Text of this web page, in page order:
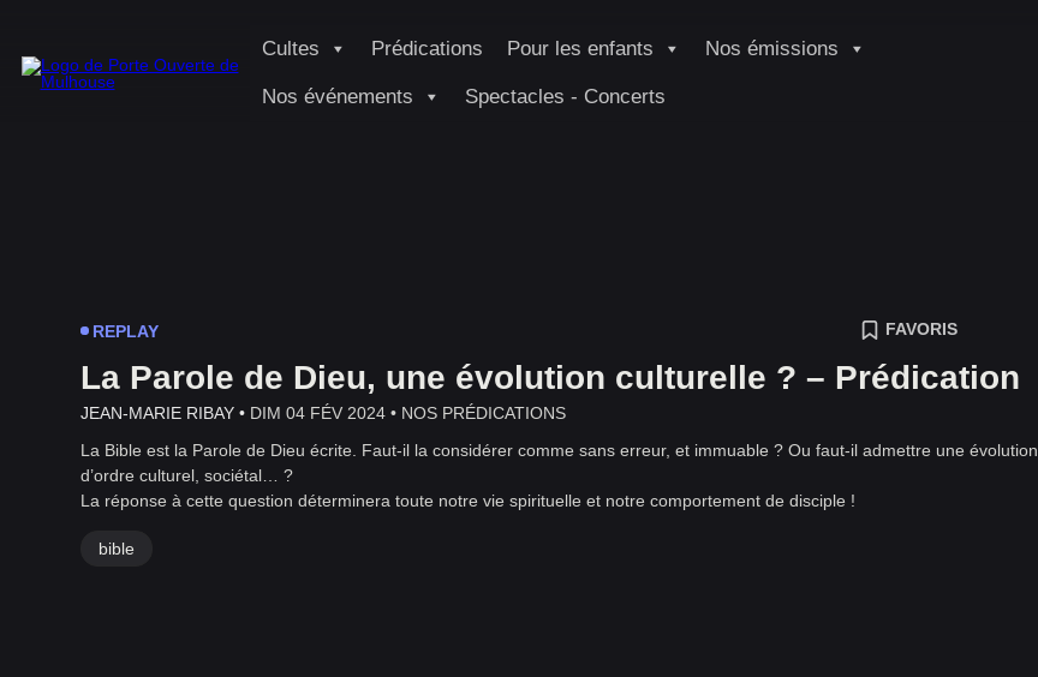
Cultes Prédications Pour les enfants Nos émissions
Nos événements Spectacles - Concerts
REPLAY FAVORIS
La Parole de Dieu, une évolution culturelle ? – Prédication
JEAN-MARIE RIBAY • DIM 04 FÉV 2024 • NOS PRÉDICATIONS
La Bible est la Parole de Dieu écrite. Faut-il la considérer comme sans erreur, et immuable ? Ou faut-il admettre une évolution
d’ordre culturel, sociétal… ?
La réponse à cette question déterminera toute notre vie spirituelle et notre comportement de disciple !
bible